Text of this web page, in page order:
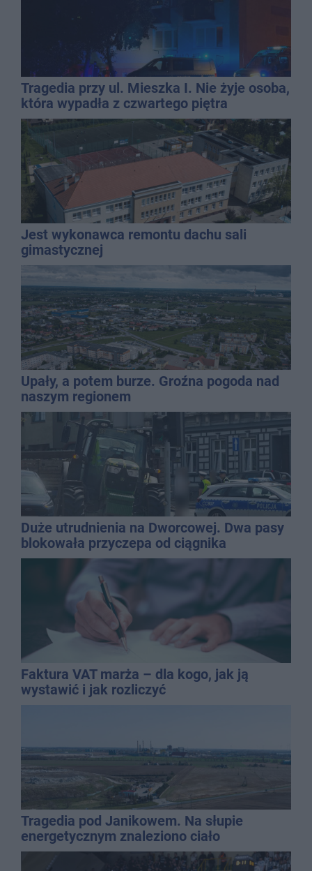
Tragedia przy ul. Mieszka I. Nie żyje osoba,
która wypadła z czwartego piętra
Jest wykonawca remontu dachu sali
gimastycznej
Upały, a potem burze. Groźna pogoda nad
naszym regionem
Duże utrudnienia na Dworcowej. Dwa pasy
blokowała przyczepa od ciągnika
Faktura VAT marża – dla kogo, jak ją
wystawić i jak rozliczyć
Tragedia pod Janikowem. Na słupie
energetycznym znaleziono ciało
mężczyzny